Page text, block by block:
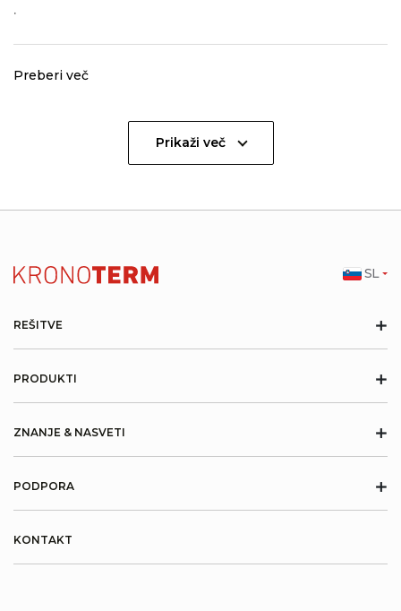
.
Preberi več
Prikaži več
REŠITVE +
PRODUKTI +
ZNANJE & NASVETI +
PODPORA +
KONTAKT
SL